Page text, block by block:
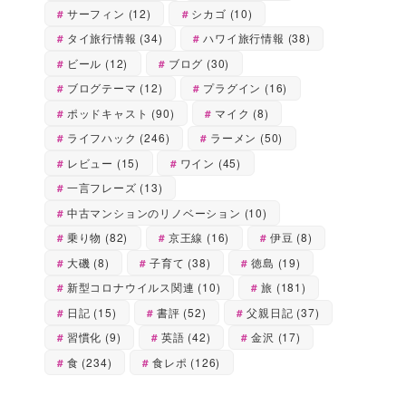
サーフィン (12) シカゴ (10)
タイ旅行情報 (34) ハワイ旅行情報 (38)
ビール (12) ブログ (30)
ブログテーマ (12) プラグイン (16)
ポッドキャスト (90) マイク (8)
ライフハック (246) ラーメン (50)
レビュー (15) ワイン (45)
一言フレーズ (13)
中古マンションのリノベーション (10)
乗り物 (82) 京王線 (16) 伊豆 (8)
大磯 (8) 子育て (38) 徳島 (19)
新型コロナウイルス関連 (10) 旅 (181)
日記 (15) 書評 (52) 父親日記 (37)
習慣化 (9) 英語 (42) 金沢 (17)
食 (234) 食レポ (126)